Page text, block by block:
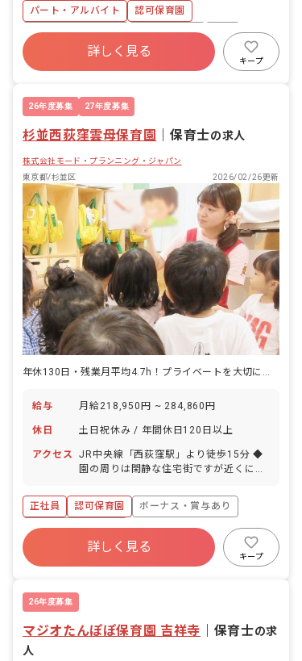
パート・アルバイト
認可保育園
ボーナス・賞与あり
社会保険完備
有給
福利厚生充実
残業少なめ
産休育休制度
詳しく見る
キープ
26年度募集 27年度募集
杉並西荻窪雲母保育園 ｜保育士の求人
株式会社モード・プランニング・ジャパン
東京都/杉並区
2026/02/26更新
年休130日・残業月平均4.7h！プライベートを大切にしながら働けます
給与 月給218,950円 ~ 284,860円
休日 土日祝休み / 年間休日120日以上
アクセス
JR中央線「西荻窪駅」より徒歩15分 ◆
園の周りは閑静な住宅街ですが近くに広
具などで遊べます。
正社員 認可保育園
ボーナス・賞与あり
年間休日120日以上
寮・住宅・家賃補助あり
社会保険完備
残業少なめ
詳しく見る
キープ
26年度募集
マジオたんぽぽ保育園 吉祥寺 保育士の求
人